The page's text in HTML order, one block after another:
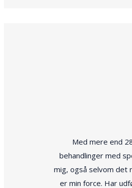
Med mere end
behandlinger med
mig, også selvom det
er min force. Har